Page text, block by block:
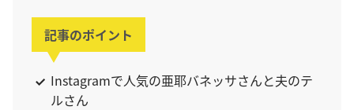
記事のポイント
Instagramで人気の亜耶バネッサさんと夫のテ
ルさん